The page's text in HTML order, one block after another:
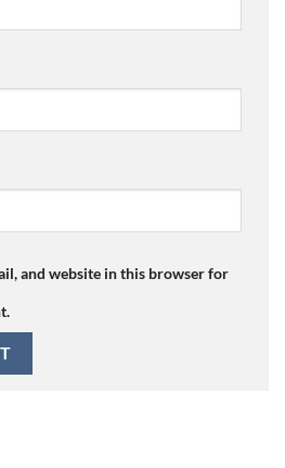
and website in this browser for